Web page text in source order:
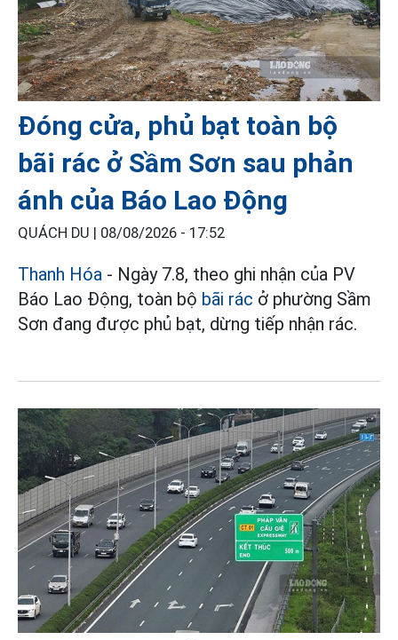
Đóng cửa, phủ bạt toàn bộ
bãi rác ở Sầm Sơn sau phản
ánh của Báo Lao Động
QUÁCH DU | 08/08/2026 - 17:52
Thanh Hóa - Ngày 7.8, theo ghi nhận của PV
Báo Lao Động, toàn bộ bãi rác ở phường Sầm
Sơn đang được phủ bạt, dừng tiếp nhận rác.